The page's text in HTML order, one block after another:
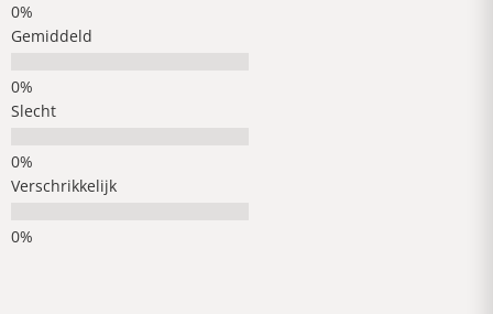
Gemiddeld
Slecht
Verschrikkelijk